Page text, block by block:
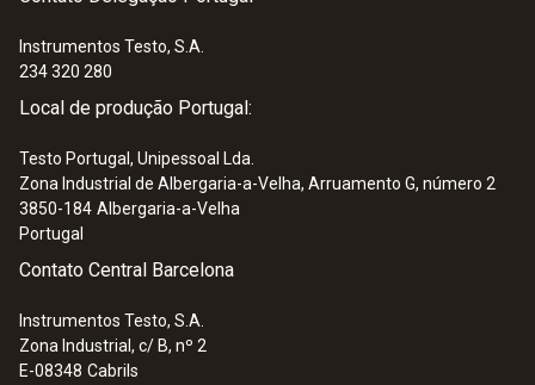
Analisador de refrigeração testo 558s -
smartphone
572,00 €
Instrumentos Testo, S.A.
234 320 280
Local de produção Portugal:
Testo Portugal, Unipessoal Lda.
Zona Industrial de Albergaria-a-Velha, Arruamento G, número 2
3850-184 Albergaria-a-Velha
Portugal
Contato Central Barcelona
Instrumentos Testo, S.A.
Zona Industrial, c/ B, nº 2
E-08348 Cabrils